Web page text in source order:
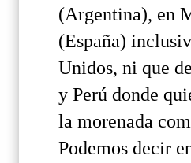
(Argentina), en
(España)
Unidos, ni que
y Perú donde
la morenada
Podemos decir